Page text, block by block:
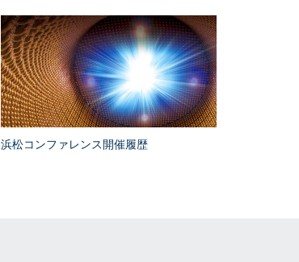
浜松コンファレンス開催履歴